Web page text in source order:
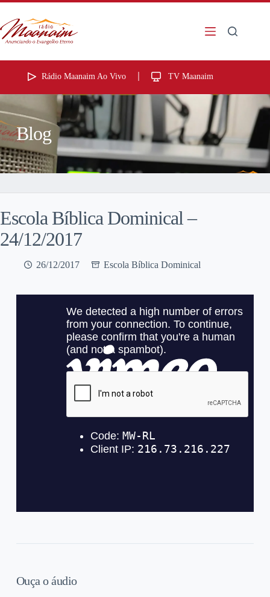
Rádio Maanaim Ao Vivo TV Maanaim
Blog
Escola Bíblica Dominical –
24/12/2017
26/12/2017 Escola Bíblica Dominical
Ouça o áudio